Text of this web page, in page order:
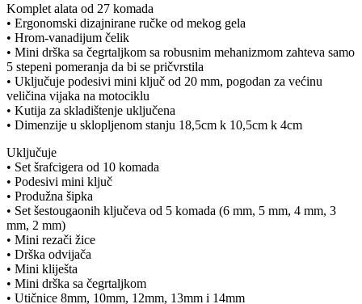
Komplet alata od 27 komada
• Ergonomski dizajnirane ručke od mekog gela
• Hrom-vanadijum čelik
• Mini drška sa čegrtaljkom sa robusnim mehanizmom zahteva samo
5 stepeni pomeranja da bi se pričvrstila
• Uključuje podesivi mini ključ od 20 mm, pogodan za većinu
veličina vijaka na motociklu
• Kutija za skladištenje uključena
• Dimenzije u sklopljenom stanju 18,5cm k 10,5cm k 4cm
Uključuje
• Set šrafcigera od 10 komada
• Podesivi mini ključ
• Produžna šipka
• Set šestougaonih ključeva od 5 komada (6 mm, 5 mm, 4 mm, 3
mm, 2 mm)
• Mini rezači žice
• Drška odvijača
• Mini kliješta
• Mini drška sa čegrtaljkom
• Utičnice 8mm, 10mm, 12mm, 13mm i 14mm